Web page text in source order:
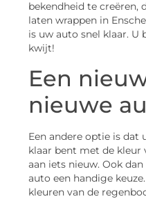
bekendheid te creëren,
laten wrappen in
is uw auto snel klaar.
kwijt!
Een
nieuwe
Een andere optie is dat
klaar bent met de kleur
aan iets nieuw. Ook
auto een handige
kleuren van de